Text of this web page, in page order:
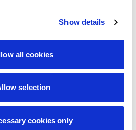
Show details
all cookies
selection
cookies only
39,90
33,92zł